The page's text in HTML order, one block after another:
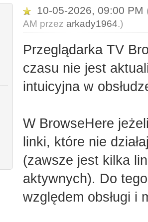
10-05-2026, 09:00 PM
AM przez arkady1964.)
Przeglądarka TV
czasu nie jest
intuicyjna w
W BrowseHere
linki, które nie
(zawsze jest kilka
aktywnych). Do
względem obsługi i